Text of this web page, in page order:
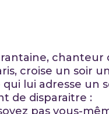
chanteur
croise un soir
lui adresse un
de disparaitre :
pas vous-